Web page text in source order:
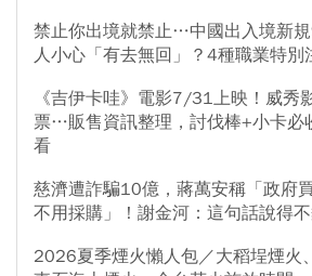
禁止你出境就禁止…中國出入境新
人小心「有去無回」？4種職業特別
《吉伊卡哇》電影7/31上映！威秀
票…販售資訊整理，討伐棒+小卡必
看
慈濟遭詐騙10億，蔣萬安稱「政府
不用採購」！謝金河：這句話說得
2026夏季煙火懶人包／大稻埕煙火